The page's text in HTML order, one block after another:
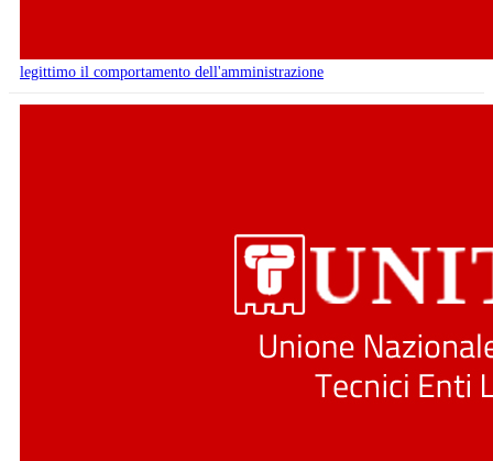
legittimo il comportamento dell'amministrazione